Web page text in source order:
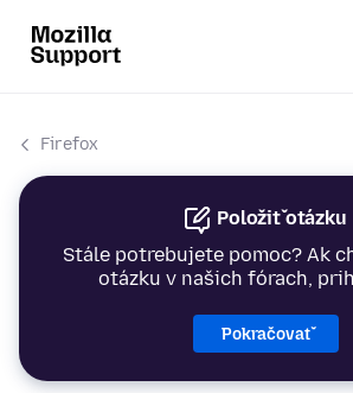
Firefox
Položiť otázku
Stále potrebujete pomoc? Ak
otázku v našich fórach,
Pokračovať